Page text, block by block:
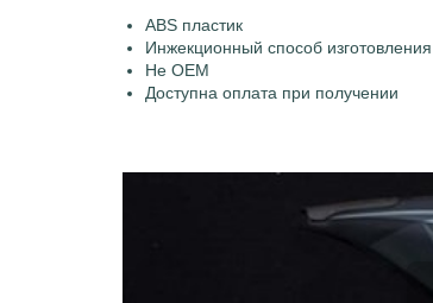
ABS пластик
Инжекционный способ изготовления
Не OEM
Доступна оплата при получении